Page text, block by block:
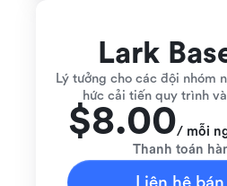
Lark
Lý tưởng cho các đội nhóm
hức cải tiến quy trình
$8.00/ mỗi
Thanh toán